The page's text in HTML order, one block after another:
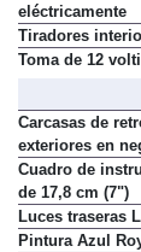
eléctricamente
Tiradores
Toma de 12
Carcasas de
exteriores en
Cuadro de
de 17,8 cm (7")
Luces traseras
Pintura Azul